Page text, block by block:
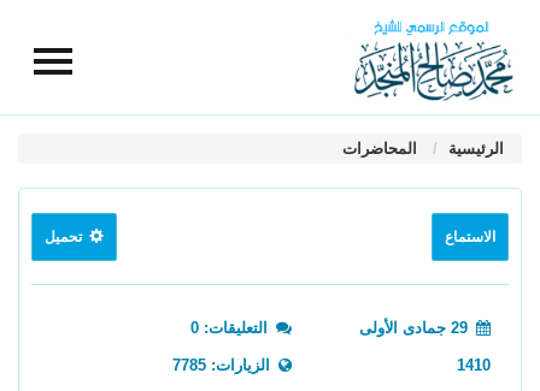
الرئيسية المحاضرات
الاستماع تحميل
29 جمادى الأولى
1410
التعليقات: 0
الزيارات: 7785